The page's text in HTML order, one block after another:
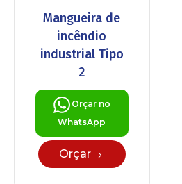
Mangueira de
incêndio
industrial Tipo
2
Orçar no
WhatsApp
Orçar